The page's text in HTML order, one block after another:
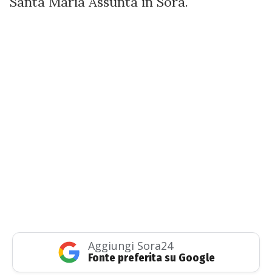
Aggiungi Sora24
Fonte preferita su Google